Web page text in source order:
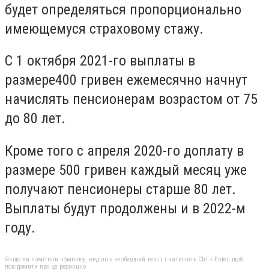
будет определяться пропорционально
имеющемуся страховому стажу.
С 1 октября 2021-го выплаты в
размере400 гривен ежемесячно начнут
начислять пенсионерам возрастом от 75
до 80 лет.
Кроме того с апреля 2020-го доплату в
размере 500 гривен каждый месяц уже
получают пенсионеры старше 80 лет.
Выплаты будут продолжены и в 2022-м
году.
Якщо ви помітили помилку, виділіть необхідний текст і натисніть Ctrl + Enter, щоб
повідомити про це редакцію